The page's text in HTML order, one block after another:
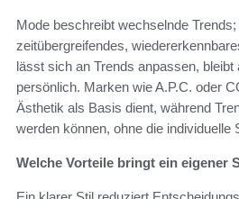
Mode beschreibt wechselnde
zeitübergreifendes,
lässt sich an Trends anpassen, bleibt
persönlich. Marken wie A.P.C. oder
Ästhetik als Basis dient, während
werden können, ohne die individuelle
Welche Vorteile bringt ein eigener